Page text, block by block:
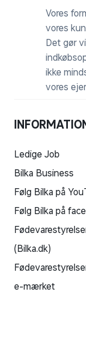
Vores
vores
Det gør
ikke
vores
Ledige Job
Bilka Business
Følg Bilka på
Følg Bilka på
(Bilka.dk)
e-mærket